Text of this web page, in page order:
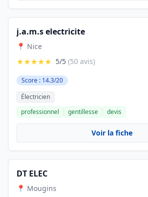
j.a.m.s electricite
📍 Nice
★★★★★ 5/5 (50 avis)
Score : 14.3/20
Électricien
professionnel
gentillesse devis
Voir la fiche
DT ELEC
📍 Mougins